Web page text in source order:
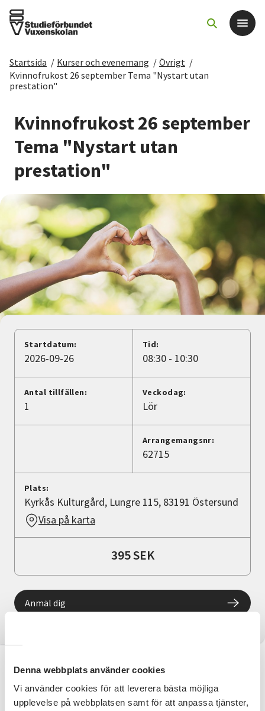
Denna webbplats använder cookies
Vi använder cookies för att leverera bästa möjliga
upplevelse på webbplatsen samt för att anpassa tjänster,
Det här gör vi
Sök kurser och evenemang
Om SV
Starta studiecirkel
Cirkelledare
Nyheter
Avdelningar
Lyssna
Startsida / Kurser och evenemang / Övrigt /
Kvinnofrukost 26 september Tema "Nystart utan
prestation"
Kvinnofrukost 26 september
Tema "Nystart utan
prestation"
Information
#kvinnofrukost
Startdatum:
2026-09-26
Tid:
08:30 - 10:30
Antal tillfällen:
1
Veckodag:
Lör
Arrangemangsnr:
62715
Plats:
Kyrkås Kulturgård, Lungre 115, 83191 Östersund
Visa på karta
395 SEK
Anmäl dig